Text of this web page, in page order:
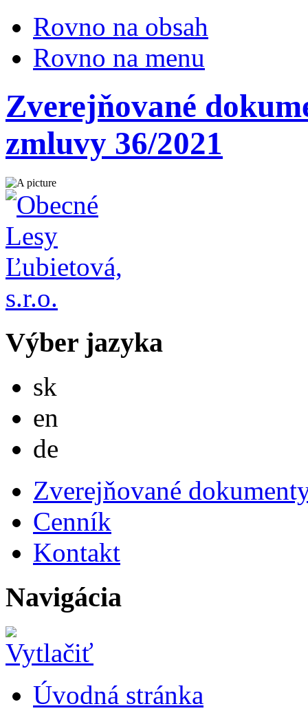
Rovno na obsah
Rovno na menu
Zverejňované
zmluvy 36/2021
Výber jazyka
sk
en
de
Zverejňované
Cenník
Kontakt
Navigácia
Úvodná stránka